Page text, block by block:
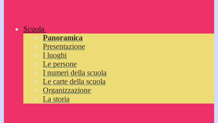
Scuola
Panoramica
Presentazione
I luoghi
Le persone
I numeri della scuola
Le carte della scuola
Organizzazione
La storia